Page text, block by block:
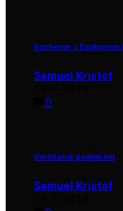
Rozhovor s Daliborem
Samuel Kristof
0
Udržitelné podnikání
Samuel Kristof